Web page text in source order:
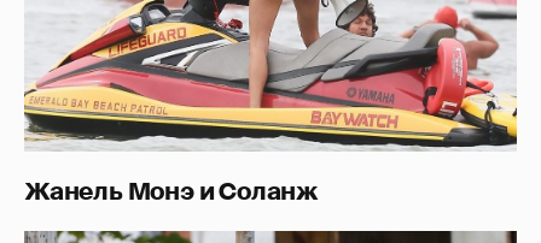
Жанель Монэ и Соланж